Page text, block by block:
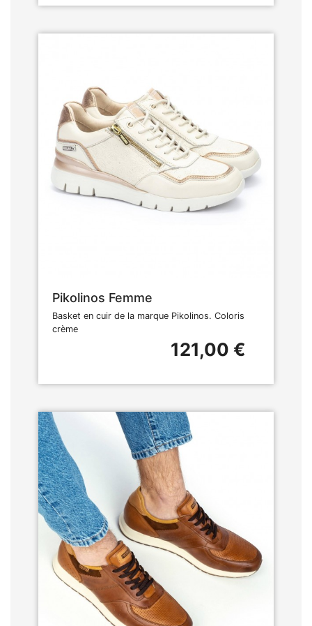
Pikolinos Femme
Basket en cuir de la marque Pikolinos. Coloris
crème
121,00 €